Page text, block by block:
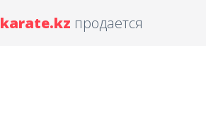
karate.kz продается